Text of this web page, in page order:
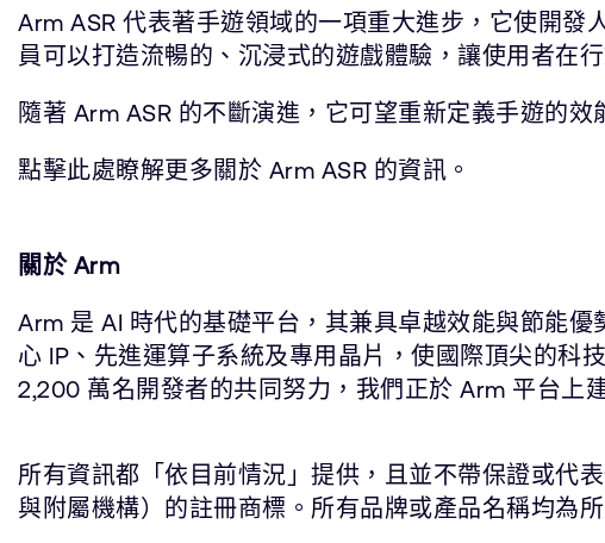
Arm ASR 代表著手遊領域的一項重大進步，它使開
員可以打造流暢的、沉浸式的遊戲體驗，讓使用者在
隨著 Arm ASR 的不斷演進，它可望重新定義手遊的
點擊此處瞭解更多關於 Arm ASR 的資訊。
關於 Arm
Arm 是 AI 時代的基礎平台，其兼具卓越效能與節能
心 IP、先進運算子系統及專用晶片，使國際頂尖的科
2,200 萬名開發者的共同努力，我們正於 Arm 平台上
所有資訊都「依目前情況」提供，且並不帶保證或代
與附屬機構）的註冊商標。所有品牌或產品名稱均為